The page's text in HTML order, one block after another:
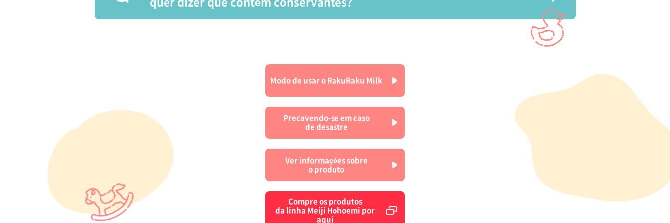
Semelhante com a fórmula em pó, as matérias-primas (aditivos como conservantes, os adoçantes, os
utilizados para fins além do enriquecimento nutricional.
Modo de usar o RakuRaku Milk
Precavendo-se em caso
de desastre
Ver informações sobre
o produto
Compre os produtos
da linha Meiji Hohoemi por
aqui